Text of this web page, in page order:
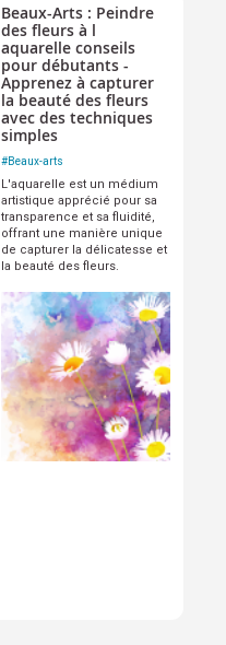
Beaux-Arts : Peindre
des fleurs à l
aquarelle conseils
pour débutants -
Apprenez à capturer
la beauté des fleurs
avec des techniques
simples
#Beaux-arts
L'aquarelle est un médium
artistique apprécié pour sa
transparence et sa fluidité,
offrant une manière unique
de capturer la délicatesse et
la beauté des fleurs.